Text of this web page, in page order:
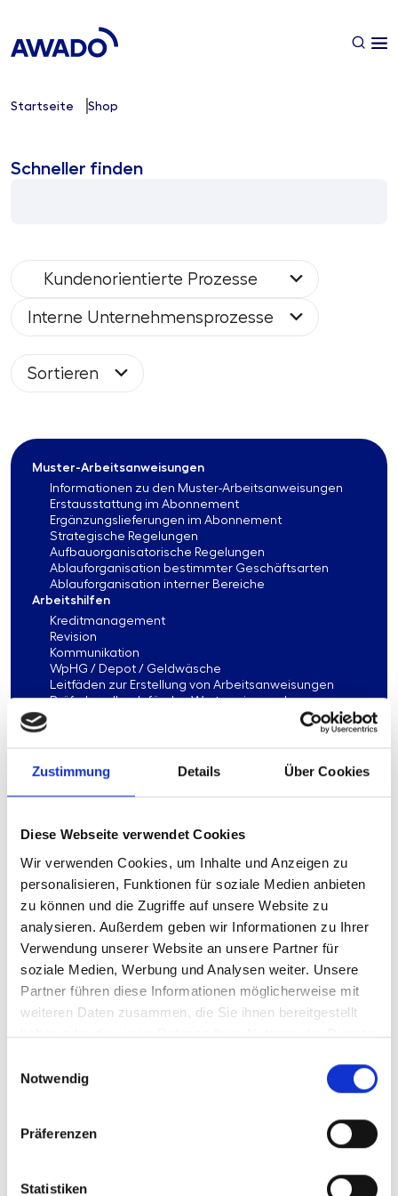
Zustimmung Details Über Cookies
Diese Webseite verwendet Cookies
Wir verwenden Cookies, um Inhalte und Anzeigen zu
personalisieren, Funktionen für soziale Medien anbieten
zu können und die Zugriffe auf unsere Website zu
analysieren. Außerdem geben wir Informationen zu Ihrer
Verwendung unserer Website an unsere Partner für
soziale Medien, Werbung und Analysen weiter. Unsere
Partner führen diese Informationen möglicherweise mit
weiteren Daten zusammen, die Sie ihnen bereitgestellt
haben oder die sie im Rahmen Ihrer Nutzung der Dienste
Notwendig
Präferenzen
Statistiken
Startseite Shop
Schneller finden
Kundenorientierte Prozesse
Interne Unternehmensprozesse
Sortieren
Muster-Arbeitsanweisungen
Informationen zu den Muster-Arbeitsanweisungen
Erstausstattung im Abonnement
Ergänzungslieferungen im Abonnement
Strategische Regelungen
Aufbauorganisatorische Regelungen
Ablauforganisation bestimmter Geschäftsarten
Ablauforganisation interner Bereiche
Arbeitshilfen
Kreditmanagement
Revision
Kommunikation
WpHG / Depot / Geldwäsche
Leitfäden zur Erstellung von Arbeitsanweisungen
Prüferhandbuch für das Wertpapier- und
Risikomanagement
Vergleichsstudien
IT-Management
Compliance Management
Meldewesen
ERFA-Runde
Recruiting
interne Kommunikation
Personalverwaltung
Personalentwicklung
Arbeitsrecht
Personalführung
Change
Preisbildung
Privatkundenvertrieb
Fusion und Liquidation
Strategieentwicklung
Bankenaufsicht